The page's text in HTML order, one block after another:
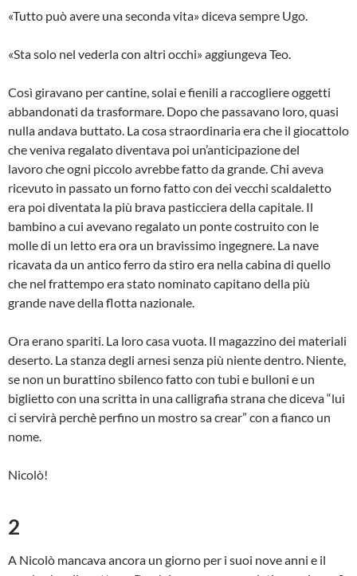
«Tutto può avere una seconda vita» diceva sempre Ugo.
«Sta solo nel vederla con altri occhi» aggiungeva Teo.
Così giravano per cantine, solai e fienili a raccogliere oggetti
abbandonati da trasformare. Dopo che passavano loro, quasi
nulla andava buttato. La cosa straordinaria era che il giocattolo
che veniva regalato diventava poi un’anticipazione del
lavoro che ogni piccolo avrebbe fatto da grande. Chi aveva
ricevuto in passato un forno fatto con dei vecchi scaldaletto
era poi diventata la più brava pasticciera della capitale. Il
bambino a cui avevano regalato un ponte costruito con le
molle di un letto era ora un bravissimo ingegnere. La nave
ricavata da un antico ferro da stiro era nella cabina di quello
che nel frattempo era stato nominato capitano della più
grande nave della flotta nazionale.
Ora erano spariti. La loro casa vuota. Il magazzino dei materiali
deserto. La stanza degli arnesi senza più niente dentro. Niente,
se non un burattino sbilenco fatto con tubi e bulloni e un
biglietto con una scritta in una calligrafia strana che diceva “lui
ci servirà perchè perfino un mostro sa crear” con a fianco un
nome.
Nicolò!
2
A Nicolò mancava ancora un giorno per i suoi nove anni e il